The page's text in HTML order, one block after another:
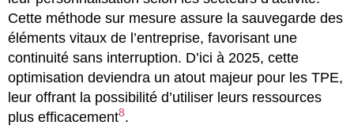
Cette méthode sur mesure assure la sauvegarde des
éléments vitaux de l’entreprise, favorisant une
continuité sans interruption. D’ici à 2025, cette
optimisation deviendra un atout majeur pour les TPE,
leur offrant la possibilité d’utiliser leurs ressources
plus efficacement8.